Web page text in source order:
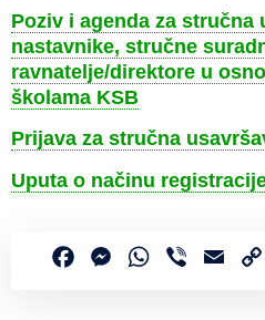
Poziv i agenda za stručna
nastavnike, stručne
ravnatelje/direktore u
školama KSB
Prijava za stručna
Uputa o načinu
FacebookMessenger
WhatsApp
Viber Email